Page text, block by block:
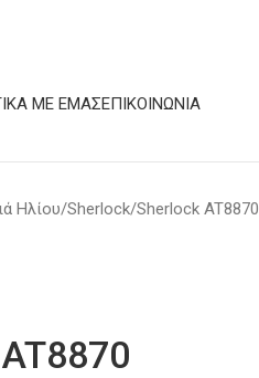
ΜΕ ΕΜΆΣΕΠΙΚΟΙΝΩΝΊΑ
Ηλίου Sherlock Sherlock AT8870